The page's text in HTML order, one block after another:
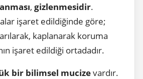
, gizlenmesidir.
işaret edildiğinde göre;
kaplanarak koruma
işaret edildiği ortadadır.
bir bilimsel mucizevardır.